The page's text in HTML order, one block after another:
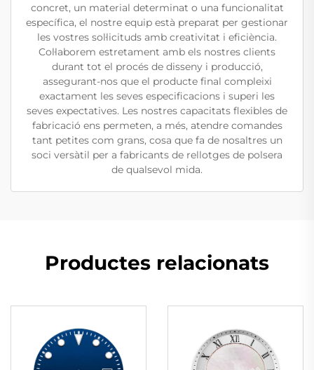
concret, un material determinat o una funcionalitat
específica, el nostre equip està preparat per gestionar
les vostres sol·licituds amb creativitat i eficiència.
Col·laborem estretament amb els nostres clients
durant tot el procés de disseny i producció,
assegurant-nos que el producte final compleixi
exactament les seves especificacions i superi les
seves expectatives. Les nostres capacitats flexibles de
fabricació ens permeten, a més, atendre comandes
tant petites com grans, cosa que fa de nosaltres un
soci versàtil per a fabricants de rellotges de polsera
de qualsevol mida.
Productes relacionats